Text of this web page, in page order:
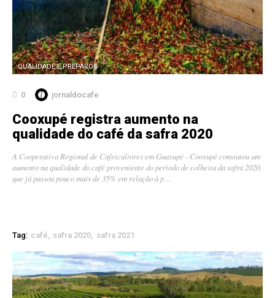
QUALIDADE E PREPAROS
0 jornaldocafe
Cooxupé registra aumento na
qualidade do café da safra 2020
A Cooperativa Regional de Cafeicultores em Guaxupé - Cooxupé constatou um
aumento na qualidade do café proveniente do período de colheita da safra 2020,
que já passou pouco mais de 35% em relação à p…
Tag: café safra 2020 safra 2021